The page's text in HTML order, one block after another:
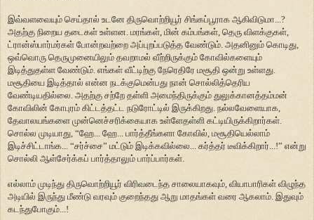
இவ்வளவையும் செய்தால் உடனே திருவொற்றியூர் சிங்கப்பூராக ஆகிவிடுமா...?
அதற்கு நிறைய தடைகள் உள்ளன. மரங்கள், மின் கம்பங்கள், தெரு விளக்குகள்,
ட்ரான்ஸ்பார்மர்கள் போன்றவற்றை அப்புறப்படுத்த வேண்டும். அதனினும் கொடிது,
ஒவ்வொரு தெருமுனையிலும் தவறாமல் வீற்றிருக்கும் கோவில்களையும்
இடித்துதள்ள வேண்டும். எங்கள் வீட்டிற்கு நேரெதிரே மசூதி ஒன்று உள்ளது.
மசூதியை இடித்தால் என்ன நடக்குமென்பது நான் சொல்லித்தெரிய
வேண்டியதில்லை. அதற்கு சற்றே தள்ளி அமைந்திருக்கும் துலுக்கானத்தம்மன்
கோவிலின் கோபுரம் கிட்டத்தட்ட நடுரோட்டில் இருக்கிறது. நல்லவேளையாக,
தேவாலயங்களை முன்னெச்சரிக்கையாக உள்ளேதள்ளி கட்டியிருக்கிறார்கள்.
சொல்ல முடியாது, “ஹே... ஹே... பார்த்தீங்களா கோவில், மசூதியெல்லாம்
இடிச்சிட்டாங்க... “சர்ச்சை” மட்டும் இடிக்கவில்லை... கர்த்தர் டீவிக்கிறார்...!” என்று
சொல்லி ஆள்சேர்க்கப் பார்த்தாலும் பார்ப்பார்கள்.
எல்லாம் முடிந்து திருவொற்றியூர் விரிவடைந்த சாலையாகவும், வியாபாரிகள் விழுந்த
அடியில் இருந்து மீண்டு வரவும் குறைந்தது ஆறு மாதங்கள் வரை ஆகலாம். இதுவும்
கடந்துபோகும்...!